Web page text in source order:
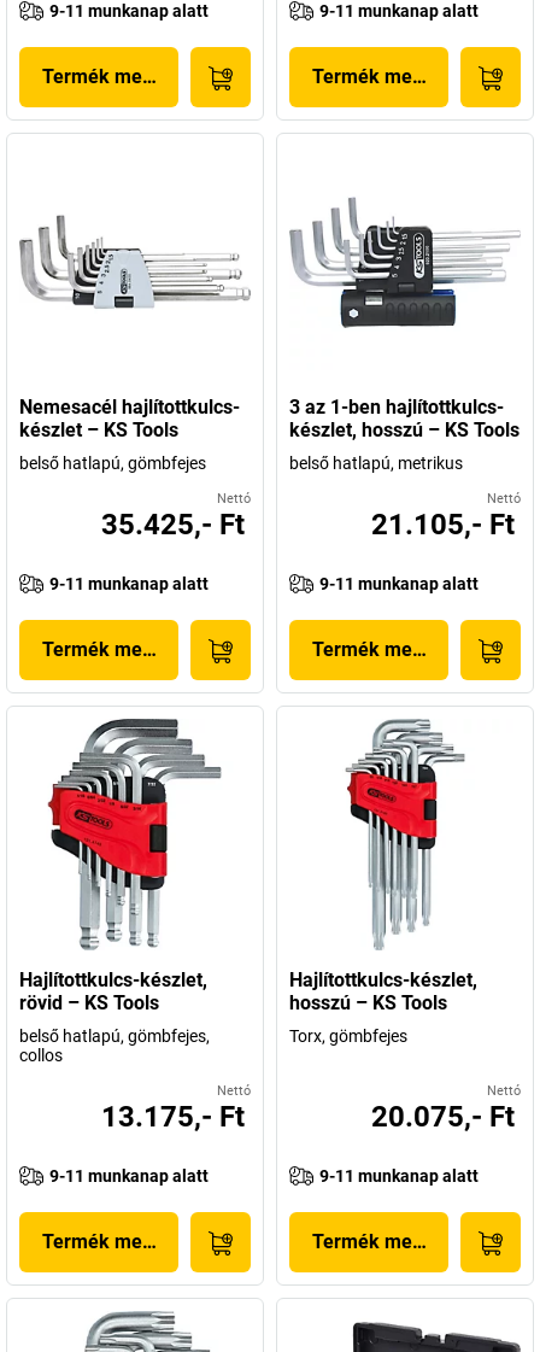
9-11 munkanap alatt
Termék megjelenítése
9-11 munkanap alatt
Termék megjelenítése
Nemesacél hajlítottkulcs-
készlet – KS Tools
belső hatlapú, gömbfejes
Nettó
35.425,- Ft
9-11 munkanap alatt
Termék megjelenítése
3 az 1-ben hajlítottkulcs-
készlet, hosszú – KS Tools
belső hatlapú, metrikus
Nettó
21.105,- Ft
9-11 munkanap alatt
Termék megjelenítése
Hajlítottkulcs-készlet,
rövid – KS Tools
belső hatlapú, gömbfejes,
collos
Nettó
13.175,- Ft
9-11 munkanap alatt
Termék megjelenítése
Hajlítottkulcs-készlet,
hosszú – KS Tools
Torx, gömbfejes
Nettó
20.075,- Ft
9-11 munkanap alatt
Termék megjelenítése